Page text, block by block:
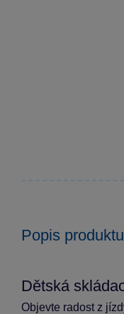
Popis produktu
Dětská
Objevte radost z